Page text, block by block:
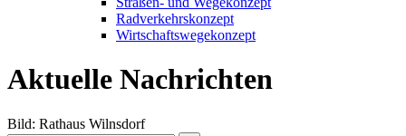
Radverkehrskonzept
Wirtschaftswegekonzept
Aktuelle Nachrichten
Bild: Rathaus Wilnsdorf